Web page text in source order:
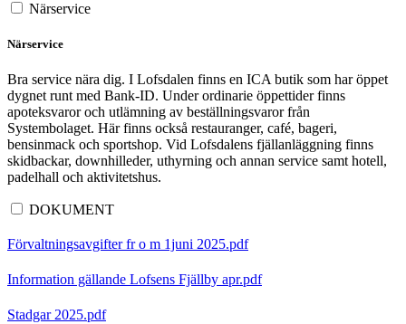
Närservice
Närservice
Bra service nära dig. I Lofsdalen finns en ICA butik som har öppet
dygnet runt med Bank-ID. Under ordinarie öppettider finns
apoteksvaror och utlämning av beställningsvaror från
Systembolaget. Här finns också restauranger, café, bageri,
bensinmack och sportshop. Vid Lofsdalens fjällanläggning finns
skidbackar, downhilleder, uthyrning och annan service samt hotell,
padelhall och aktivitetshus.
DOKUMENT
Förvaltningsavgifter fr o m 1juni 2025.pdf
Information gällande Lofsens Fjällby apr.pdf
Stadgar 2025.pdf